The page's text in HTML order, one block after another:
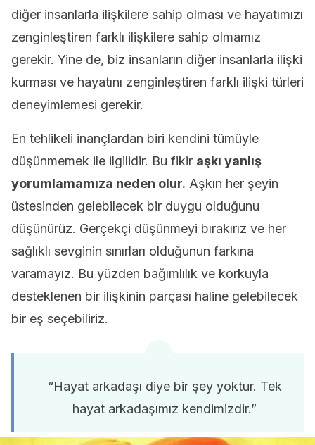
diğer insanlarla ilişkilere sahip olması ve hayatımızı
zenginleştiren farklı ilişkilere sahip olmamız
gerekir. Yine de, biz insanların diğer insanlarla ilişki
kurması ve hayatını zenginleştiren farklı ilişki türleri
deneyimlemesi gerekir.
En tehlikeli inançlardan biri kendini tümüyle
düşünmemek ile ilgilidir. Bu fikir aşkı yanlış
yorumlamamıza neden olur. Aşkın her şeyin
üstesinden gelebilecek bir duygu olduğunu
düşünürüz. Gerçekçi düşünmeyi bırakırız ve her
sağlıklı sevginin sınırları olduğunun farkına
varamayız. Bu yüzden bağımlılık ve korkuyla
desteklenen bir ilişkinin parçası haline gelebilecek
bir eş seçebiliriz.
“Hayat arkadaşı diye bir şey yoktur. Tek
hayat arkadaşımız kendimizdir.”